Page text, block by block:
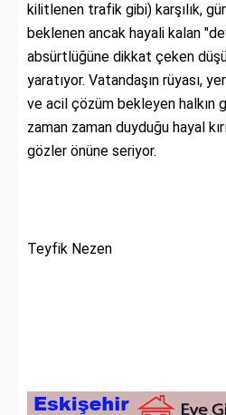
kilitlenen trafik gibi) karşılık,
beklenen ancak hayali kalan
absürtlüğüne dikkat çeken
yaratıyor. Vatandaşın rüyası,
ve acil çözüm bekleyen halkın
zaman zaman duyduğu hayal
gözler önüne seriyor.
Teyfik Nezen